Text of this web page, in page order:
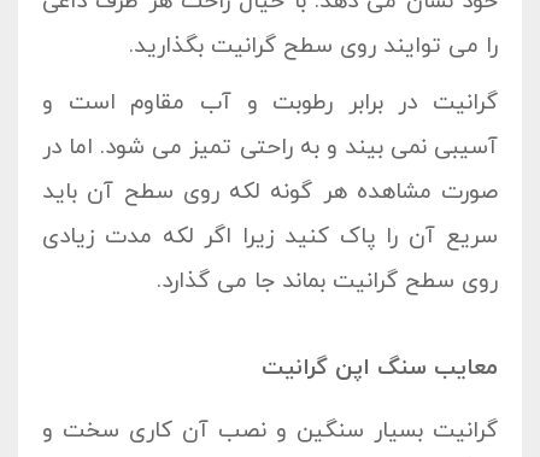
را می توایند روی سطح گرانیت بگذارید.
گرانیت در برابر رطوبت و آب مقاوم است و
آسیبی نمی بیند و به راحتی تمیز می شود. اما در
صورت مشاهده هر گونه لکه روی سطح آن باید
سریع آن را پاک کنید زیرا اگر لکه مدت زیادی
روی سطح گرانیت بماند جا می گذارد.
معایب سنگ اپن گرانیت
گرانیت بسیار سنگین و نصب آن کاری سخت و